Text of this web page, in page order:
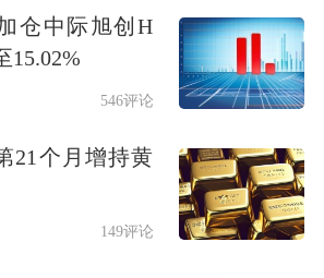
仓中际旭创H
15.02%
546评论
21个月增持黄
149评论